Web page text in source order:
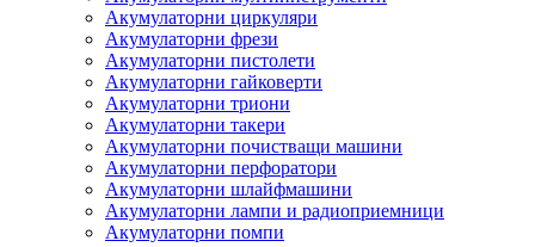
Акумулаторни циркуляри
Акумулаторни фрези
Акумулаторни пистолети
Акумулаторни гайковерти
Акумулаторни триони
Акумулаторни такери
Акумулаторни почистващи машини
Акумулаторни перфоратори
Акумулаторни шлайфмашини
Акумулаторни лампи и радиоприемници
Акумулаторни помпи